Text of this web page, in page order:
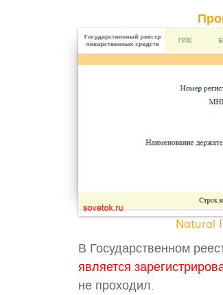
Natural
В Государственном
является
не проходил.